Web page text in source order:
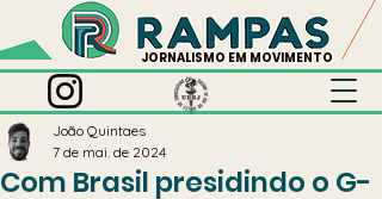
JORNALISMO EM MOVIMENTO
Com Brasil presidindo o G-
João Quintaes
7 de mai. de 2024